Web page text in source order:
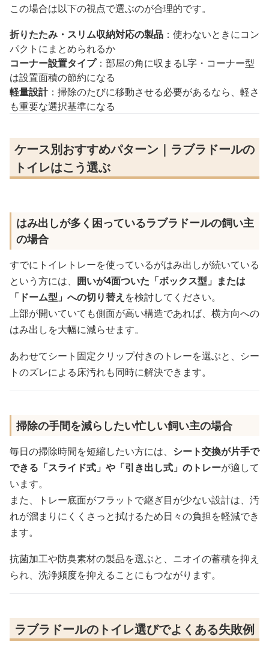
この場合は以下の視点で選ぶのが合理的です。
折りたたみ・スリム収納対応の製品 ：使わないときにコン
パクトにまとめられるか
コーナー設置タイプ：部屋の角に収まるL字・コーナー型
は設置面積の節約になる
軽量設計：掃除のたびに移動させる必要があるなら、軽さ
も重要な選択基準になる
ケース別おすすめパターン｜ラブラドールの
トイレはこう選ぶ
はみ出しが多く困っているラブラドールの飼い主
の場合
すでにトイレトレーを使っているがはみ出しが続いている
という方には、 囲いが4面ついた「ボックス型」または
「ドーム型」への切り替えを検討してください。
上部が開いていても側面が高い構造であれば、横方向への
はみ出しを大幅に減らせます。
あわせてシート固定クリップ付きのトレーを選ぶと、シー
トのズレによる床汚れも同時に解決できます。
掃除の手間を減らしたい忙しい飼い主の場合
毎日の掃除時間を短縮したい方には、 シート交換が片手で
できる「スライド式」や「引き出し式」のトレーが適して
います。
また、トレー底面がフラットで継ぎ目が少ない設計は、汚
れが溜まりにくくさっと拭けるため日々の負担を軽減でき
ます。
抗菌加工や防臭素材の製品を選ぶと、ニオイの蓄積を抑え
られ、洗浄頻度を抑えることにもつながります。
ラブラドールのトイレ選びでよくある失敗例